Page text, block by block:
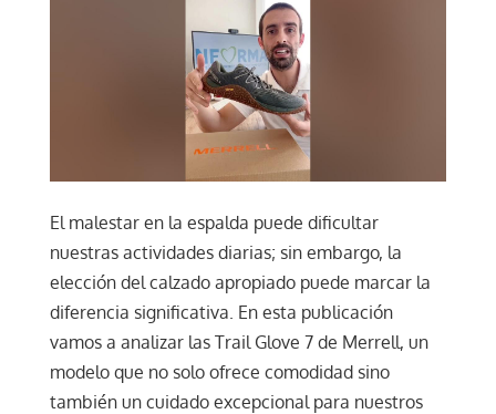
El malestar en la espalda puede dificultar
nuestras actividades diarias; sin embargo, la
elección del calzado apropiado puede marcar la
diferencia significativa. En esta publicación
vamos a analizar las Trail Glove 7 de Merrell, un
modelo que no solo ofrece comodidad sino
también un cuidado excepcional para nuestros